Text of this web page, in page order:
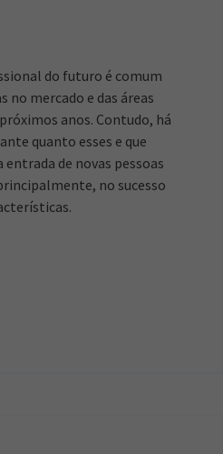
do futuro é comum
no mercado e das áreas
anos. Contudo, há
quanto esses e que
de novas pessoas
no sucesso